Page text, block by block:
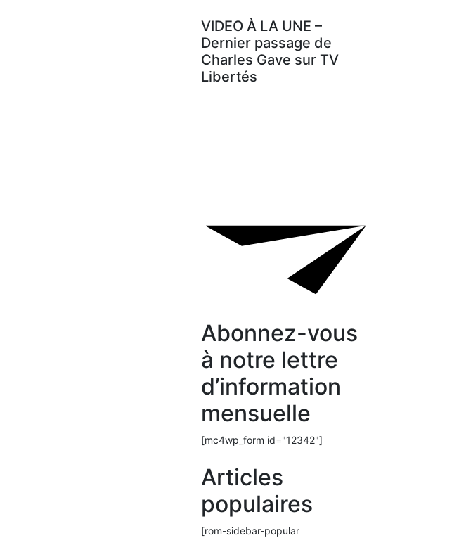
VIDEO À LA UNE –
Dernier passage de
Charles Gave sur TV
Libertés
Abonnez-vous
à notre lettre
d’information
mensuelle
[mc4wp_form id="12342"]
Articles
populaires
[rom-sidebar-popular